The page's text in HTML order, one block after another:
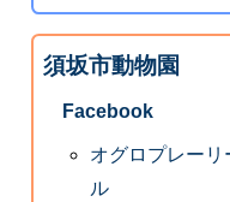
須坂市動物園
Facebook
オグロプレー
ル